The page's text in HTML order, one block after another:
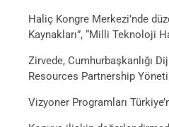
Haliç Kongre Merkezi’nde
Kaynakları”, “Milli Teknoloji
Zirvede, Cumhurbaşkanlığı
Resources Partnership
Vizyoner Programları